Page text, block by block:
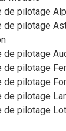
de pilotage
de pilotage
de pilotage
de pilotage
de pilotage
de pilotage
de pilotage